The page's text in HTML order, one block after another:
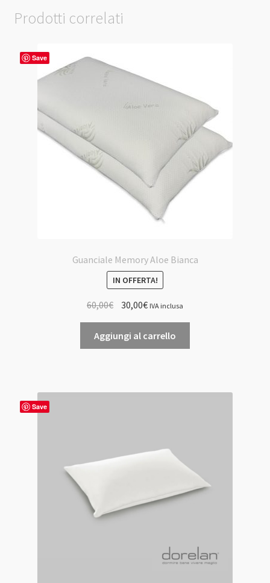
scelte
nella
prodotto
Prodotti correlati
Save
Guanciale Memory Aloe Bianca
IN OFFERTA!
60,00€
originale
era:
30,00€Il
attuale
è:
IVA inclusa
Aggiungi al carrello
Save